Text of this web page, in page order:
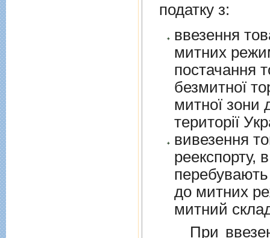
податку з:
ввезення
митних
постачання
безмитної
митної зони для їх
території
вивезення
реекспорту,
перебувають у
до митних
митний
При